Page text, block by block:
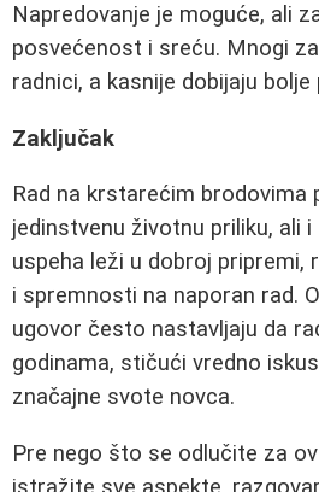
Napredovanje je moguće, ali
posvećenost i sreću. Mnogi
radnici, a kasnije dobijaju bolje
Zaključak
Rad na krstarećim brodovima
jedinstvenu životnu priliku, ali
uspeha leži u dobroj pripremi,
i spremnosti na naporan rad.
ugovor često nastavljaju da
godinama, stičući vredno
značajne svote novca.
Pre nego što se odlučite za